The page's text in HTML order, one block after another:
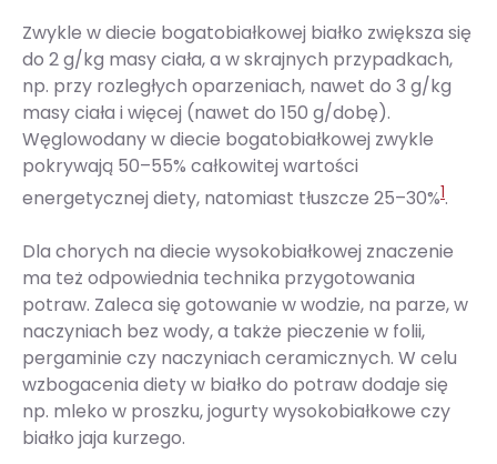
Zwykle w diecie bogatobiałkowej białko zwiększa się
do 2 g/kg masy ciała, a w skrajnych przypadkach,
np. przy rozległych oparzeniach, nawet do 3 g/kg
masy ciała i więcej (nawet do 150 g/dobę).
Węglowodany w diecie bogatobiałkowej zwykle
pokrywają 50–55% całkowitej wartości
energetycznej diety, natomiast tłuszcze 25–30%1.
Dla chorych na diecie wysokobiałkowej znaczenie
ma też odpowiednia technika przygotowania
potraw. Zaleca się gotowanie w wodzie, na parze, w
naczyniach bez wody, a także pieczenie w folii,
pergaminie czy naczyniach ceramicznych. W celu
wzbogacenia diety w białko do potraw dodaje się
np. mleko w proszku, jogurty wysokobiałkowe czy
białko jaja kurzego.